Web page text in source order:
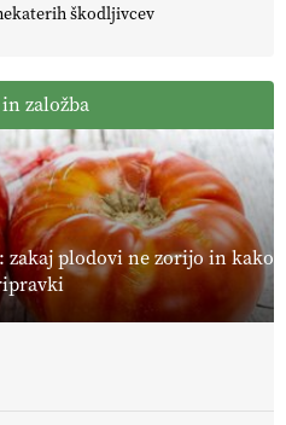
škodljivcev
založba
plodovi ne zorijo in kako